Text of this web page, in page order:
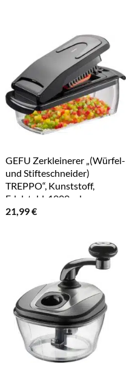
GEFU Zerkleinerer „(Würfel-
und Stifteschneider)
TREPPO“, Kunststoff,
Edelstahl, 1000 ml
21,99€